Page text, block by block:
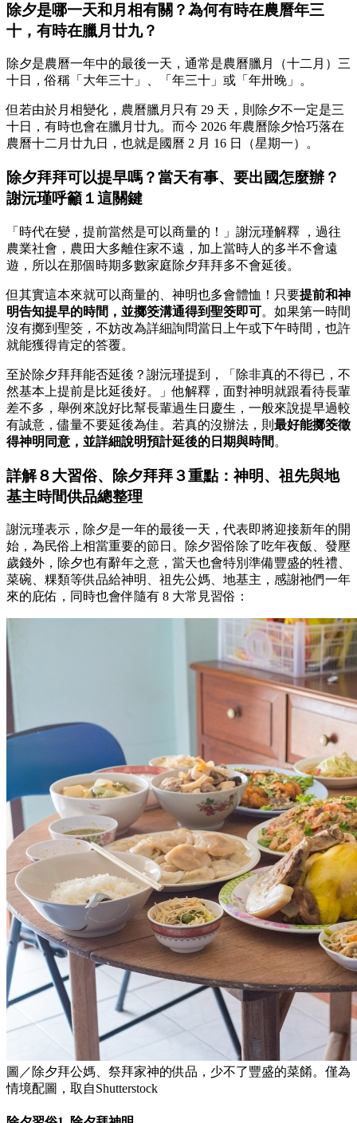
除夕是哪一天和月相有關？為何有時在農曆年三
十，有時在臘月廿九？
除夕是農曆一年中的最後一天，通常是農曆臘月（十二月）三
十日，俗稱「大年三十」、「年三十」或「年卅晚」。
但若由於月相變化，農曆臘月只有 29 天，則除夕不一定是三
十日，有時也會在臘月廿九。而今 2026 年農曆除夕恰巧落在
農曆十二月廿九日，也就是國曆 2 月 16 日（星期一）。
除夕拜拜可以提早嗎？當天有事、要出國怎麼辦？
謝沅瑾呼籲１這關鍵
「時代在變，提前當然是可以商量的！」謝沅瑾解釋 ，過往
農業社會，農田大多離住家不遠，加上當時人的多半不會遠
遊，所以在那個時期多數家庭除夕拜拜多不會延後。
但其實這本來就可以商量的、神明也多會體恤！只要提前和神
明告知提早的時間，並擲筊溝通得到聖筊即可。如果第一時間
沒有擲到聖筊，不妨改為詳細詢問當日上午或下午時間，也許
就能獲得肯定的答覆。
至於除夕拜拜能否延後？謝沅瑾提到，「除非真的不得已，不
然基本上提前是比延後好。」他解釋，面對神明就跟看待長輩
差不多，舉例來說好比幫長輩過生日慶生，一般來說提早過較
有誠意，儘量不要延後為佳。若真的沒辦法，則 最好能擲筊徵
得神明同意，並詳細說明預計延後的日期與時間 。
詳解８大習俗、除夕拜拜３重點：神明、祖先與地
基主時間供品總整理
謝沅瑾表示，除夕是一年的最後一天，代表即將迎接新年的開
始，為民俗上相當重要的節日。除夕習俗除了吃年夜飯、發壓
歲錢外，除夕也有辭年之意，當天也會特別準備豐盛的牲禮、
菜碗、粿類等供品給神明、祖先公媽、地基主，感謝祂們一年
來的庇佑，同時也會伴隨有 8 大常見習俗：
圖／除夕拜公媽、祭拜家神的供品，少不了豐盛的菜餚。僅為
情境配圖，取自Shutterstock